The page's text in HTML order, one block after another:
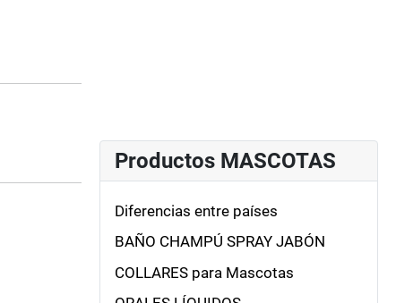
Productos MASCOTAS
Diferencias entre países
BAÑO CHAMPÚ SPRAY JABÓN
COLLARES para Mascotas